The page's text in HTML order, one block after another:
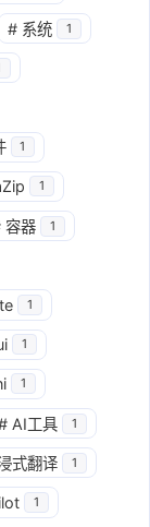
# 系统 1
1
1
容器 1
1
1
1
AI工具 1
式翻译 1
1